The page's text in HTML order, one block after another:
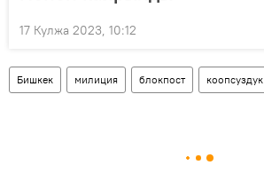
17 Кулжа 2023, 10:12
Бишкек милиция блокпост коопсуздук